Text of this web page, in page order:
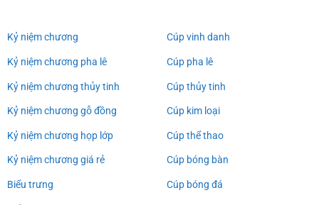
Kỷ niệm chương
Kỷ niệm chương pha lê
Kỷ niệm chương thủy tinh
Kỷ niệm chương gỗ đồng
Kỷ niệm chương họp lớp
Kỷ niệm chương giá rẻ
Biểu trưng
Cúp vinh danh
Cúp pha lê
Cúp thủy tinh
Cúp kim loại
Cúp thể thao
Cúp bóng bàn
Cúp bóng đá